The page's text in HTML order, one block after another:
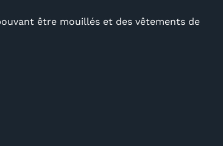
être mouillés et des vêtements de